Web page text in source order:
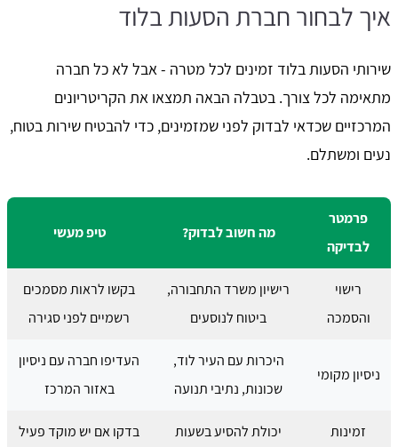
איך לבחור חברת הסעות בלוד
שירותי הסעות בלוד זמינים לכל מטרה - אבל לא כל חברה
מתאימה לכל צורך. בטבלה הבאה תמצאו את הקריטריונים
המרכזיים שכדאי לבדוק לפני שמזמינים, כדי להבטיח שירות בטוח,
נעים ומשתלם.
פרמטר
לבדיקה
מה חשוב לבדוק? טיפ מעשי
רישוי
והסמכה
רישיון משרד התחבורה,
ביטוח לנוסעים
בקשו לראות מסמכים
רשמיים לפני סגירה
ניסיון מקומי
היכרות עם העיר לוד,
שכונות, נתיבי תנועה
העדיפו חברה עם ניסיון
באזור המרכז
זמינות
יכולת להסיע בשעות
בדקו אם יש מוקד פעיל